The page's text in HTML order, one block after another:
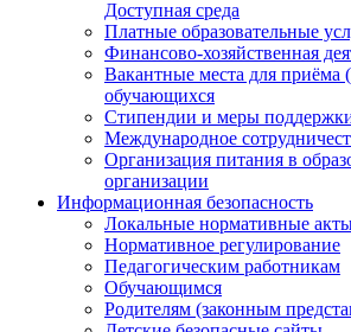
Доступная среда
Платные образовательные
Финансово-хозяйственная
Вакантные места для приёма
обучающихся
Стипендии и меры
Международное
Организация питания в
организации
Информационная безопасность
Локальные нормативные
Нормативное регулирование
Педагогическим работникам
Обучающимся
Родителям (законным